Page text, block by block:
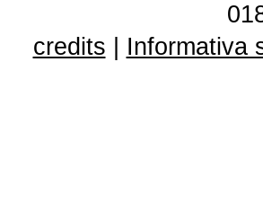
credits
Informativa